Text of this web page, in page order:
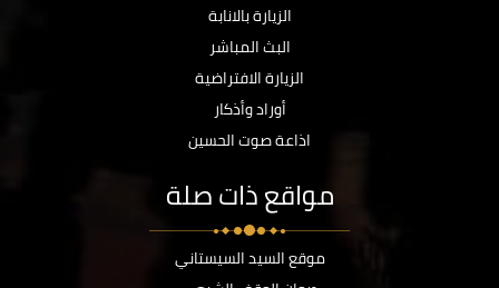
الزيارة بالانابة
البث المباشر
الزيارة الافتراضية
أوراد وأذكار
اذاعة صوت الحسين
مواقع ذات صلة
موقع السيد السيستاني